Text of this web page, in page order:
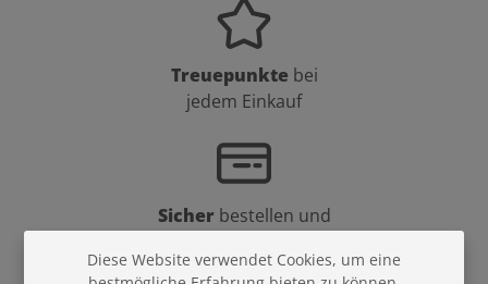
Treuepunkte bei
jedem Einkauf
Sicher bestellen und
Diese Website verwendet Cookies, um eine